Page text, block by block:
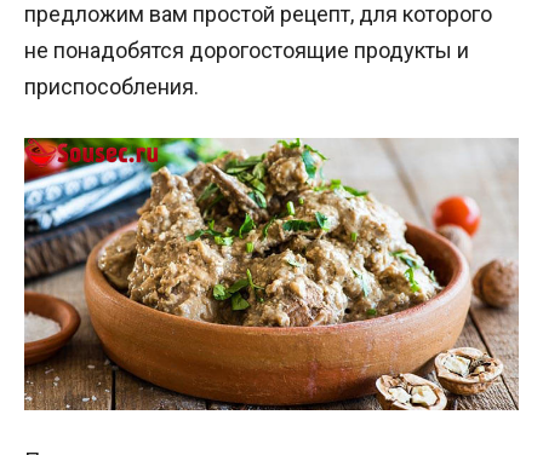
предложим вам простой рецепт, для которого
не понадобятся дорогостоящие продукты и
приспособления.